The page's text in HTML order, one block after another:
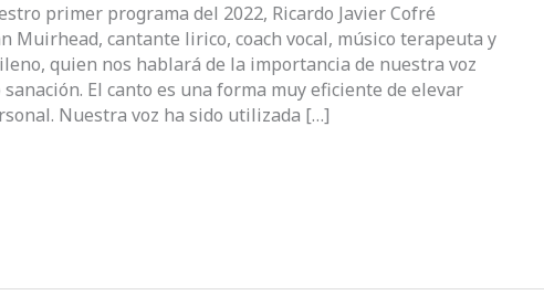
primer programa del 2022, Ricardo Javier Cofré
Muirhead, cantante lirico, coach vocal, músico terapeuta y
quien nos hablará de la importancia de nuestra voz
El canto es una forma muy eficiente de elevar
Nuestra voz ha sido utilizada […]